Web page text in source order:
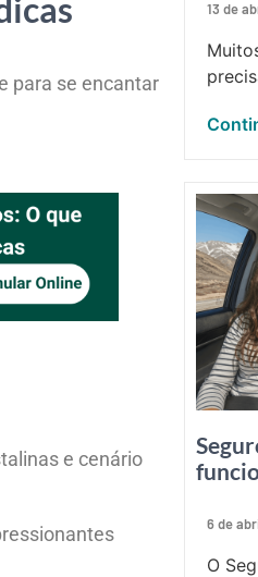
para se encantar
e cenário
13 de
6 de
O